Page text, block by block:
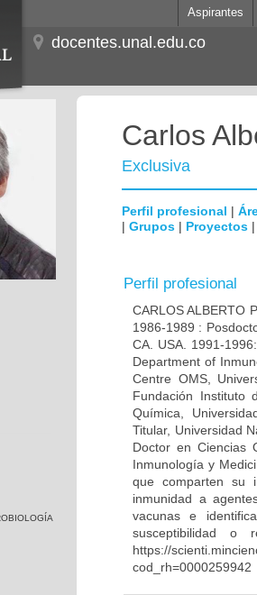
Aspirantes
docentes.unal.edu.co
Carlos
Exclusiva
Perfil profesional |
| Grupos | Proyectos
Perfil profesional
CARLOS ALBERTO
1986-1989 :
CA. USA. 1991-
Department of
Centre OMS,
Fundación Instituto
Química,
Titular, Universidad
Doctor en Ciencias
Inmunología y
que comparten su
inmunidad a
vacunas e
susceptibilidad o
https://
cod_rh=0000259942